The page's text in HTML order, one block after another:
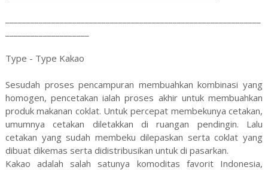
Type - Type Kakao
Sesudah proses pencampuran membuahkan kombinasi yang
homogen, pencetakan ialah proses akhir untuk membuahkan
produk makanan coklat. Untuk percepat membekunya cetakan,
umumnya cetakan diletakkan di ruangan pendingin. Lalu
cetakan yang sudah membeku dilepaskan serta coklat yang
dibuat dikemas serta didistribusikan untuk di pasarkan.
Kakao adalah salah satunya komoditas favorit Indonesia,